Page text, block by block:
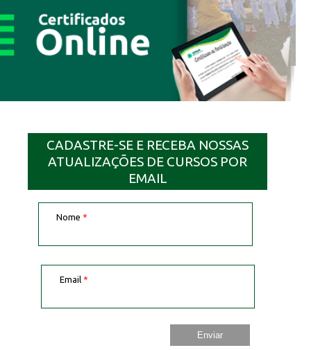
CADASTRE-SE E RECEBA NOSSAS
ATUALIZAÇÕES DE CURSOS POR
EMAIL
Nome *
Email *